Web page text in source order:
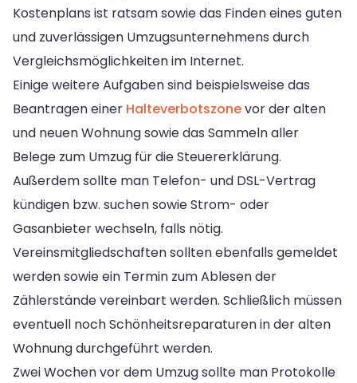
Kostenplans ist ratsam sowie das Finden eines guten
und zuverlässigen Umzugsunternehmens durch
Vergleichsmöglichkeiten im Internet.
Einige weitere Aufgaben sind beispielsweise das
Beantragen einer Halteverbotszonevor der alten
und neuen Wohnung sowie das Sammeln aller
Belege zum Umzug für die Steuererklärung.
Außerdem sollte man Telefon- und DSL-Vertrag
kündigen bzw. suchen sowie Strom- oder
Gasanbieter wechseln, falls nötig.
Vereinsmitgliedschaften sollten ebenfalls gemeldet
werden sowie ein Termin zum Ablesen der
Zählerstände vereinbart werden. Schließlich müssen
eventuell noch Schönheitsreparaturen in der alten
Wohnung durchgeführt werden.
Zwei Wochen vor dem Umzug sollte man Protokolle